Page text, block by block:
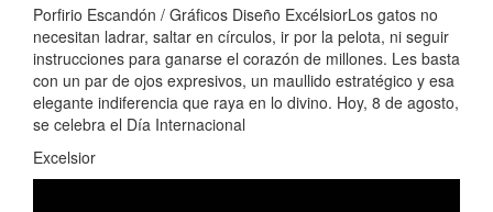
Porfirio Escandón / Gráficos Diseño ExcélsiorLos gatos no
necesitan ladrar, saltar en círculos, ir por la pelota, ni seguir
instrucciones para ganarse el corazón de millones. Les basta
con un par de ojos expresivos, un maullido estratégico y esa
elegante indiferencia que raya en lo divino. Hoy, 8 de agosto,
se celebra el Día Internacional
Excelsior